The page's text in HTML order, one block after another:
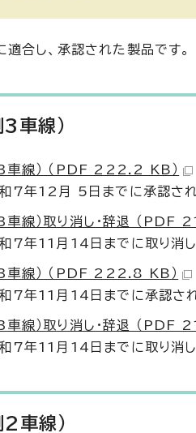
合し、承認された製品です。
車線）
3車線） （PDF 222.2 KB）
7年12月 5日までに承認され
車線）取り消し・辞退 （PDF
7年11月14日までに取り消し
3車線） （PDF 222.8 KB）
7年11月14日までに承認さ
車線）取り消し・辞退 （PDF
7年11月14日までに取り消し
2車線)